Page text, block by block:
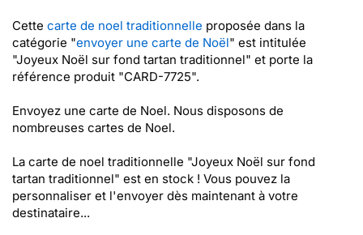
Cette carte de noel traditionnelle proposée dans la
catégorie "envoyer une carte de Noël" est intitulée
"Joyeux Noël sur fond tartan traditionnel" et porte la
référence produit "CARD-7725".
Envoyez une carte de Noel. Nous disposons de
nombreuses cartes de Noel.
La carte de noel traditionnelle "Joyeux Noël sur fond
tartan traditionnel" est en stock ! Vous pouvez la
personnaliser et l'envoyer dès maintenant à votre
destinataire...